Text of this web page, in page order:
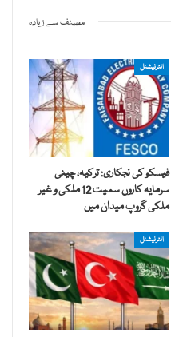
مصنف سے زیادہ
انٹرنیشنل
فیسکو کی نجکاری: ترکیہ، چینی
سرمایہ کاروں سمیت 12 ملکی و غیر
ملکی گروپ میدان میں
انٹرنیشنل